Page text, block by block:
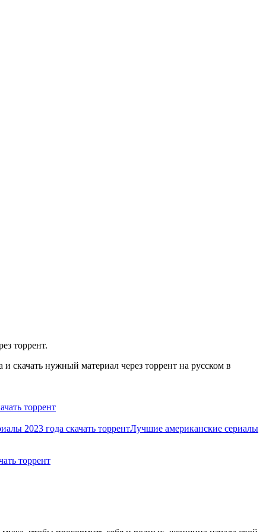
торрент.
скачать нужный материал через торрент на русском в
торрент
2023 года скачать торрентЛучшие американские сериалы
торрент